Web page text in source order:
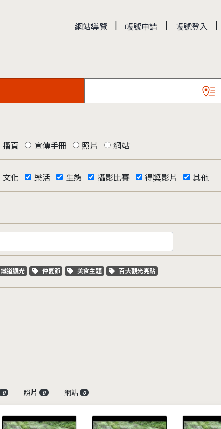
網站導覽 | 帳號申請 | 帳號登入 |
摺頁 宣傳手冊 照片 網站
文化 樂活 生態 攝影比賽 得獎影片 其他
關鍵字標籤
鐵道觀光 關鍵字標籤
仲夏節 關鍵字標籤
美食主題 關鍵字標籤
百大觀光亮點
0 照片 0 網站 0